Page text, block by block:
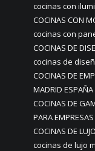
cocinas con
COCINAS CON
cocinas con
COCINAS DE
cocinas de
COCINAS DE
MADRID ESPAÑA
COCINAS DE
PARA EMPRESAS
COCINAS DE
cocinas de lujo